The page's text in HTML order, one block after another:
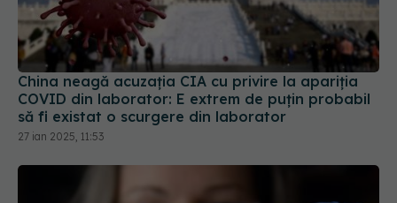
China neagă acuzația CIA cu privire la apariția
COVID din laborator: E extrem de puţin probabil
să fi existat o scurgere din laborator
27 ian 2025, 11:53